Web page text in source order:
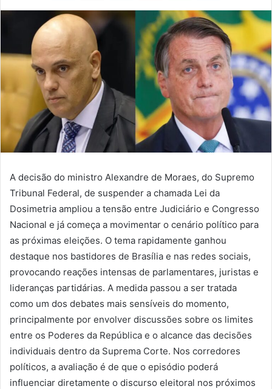
A decisão do ministro Alexandre de Moraes, do Supremo
Tribunal Federal, de suspender a chamada Lei da
Dosimetria ampliou a tensão entre Judiciário e Congresso
Nacional e já começa a movimentar o cenário político para
as próximas eleições. O tema rapidamente ganhou
destaque nos bastidores de Brasília e nas redes sociais,
provocando reações intensas de parlamentares, juristas e
lideranças partidárias. A medida passou a ser tratada
como um dos debates mais sensíveis do momento,
principalmente por envolver discussões sobre os limites
entre os Poderes da República e o alcance das decisões
individuais dentro da Suprema Corte. Nos corredores
políticos, a avaliação é de que o episódio poderá
influenciar diretamente o discurso eleitoral nos próximos